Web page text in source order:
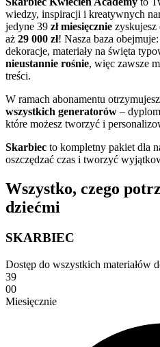
wiedzy, inspiracji i kreatywnych
jedyne 39 zł miesięcznie zyskujesz
aż 29 000 zł! Nasza baza
dekoracje, materiały na święta
nieustannie rośnie, więc zawsze
treści.
W ramach abonamentu
wszystkich generatorów –
które możesz tworzyć i
Skarbiec to kompletny pakiet dla
oszczędzać czas i tworzyć
Wszystko, czego
dziećmi
SKARBIEC
Dostęp do wszystkich materiałów
39
00
Miesięcznie